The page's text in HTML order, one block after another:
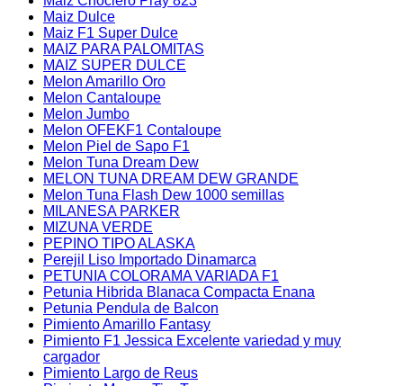
Maiz Dulce
Maiz F1 Super Dulce
MAIZ PARA PALOMITAS
MAIZ SUPER DULCE
Melon Amarillo Oro
Melon Cantaloupe
Melon Jumbo
Melon OFEKF1 Contaloupe
Melon Piel de Sapo F1
Melon Tuna Dream Dew
MELON TUNA DREAM DEW GRANDE
Melon Tuna Flash Dew 1000 semillas
MILANESA PARKER
MIZUNA VERDE
PEPINO TIPO ALASKA
Perejil Liso Importado Dinamarca
PETUNIA COLORAMA VARIADA F1
Petunia Hibrida Blanaca Compacta Enana
Petunia Pendula de Balcon
Pimiento Amarillo Fantasy
Pimiento F1 Jessica Excelente variedad y muy
cargador
Pimiento Largo de Reus